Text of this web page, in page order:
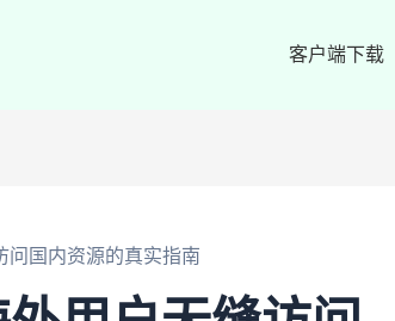
客户端下载
问国内资源的真实指南